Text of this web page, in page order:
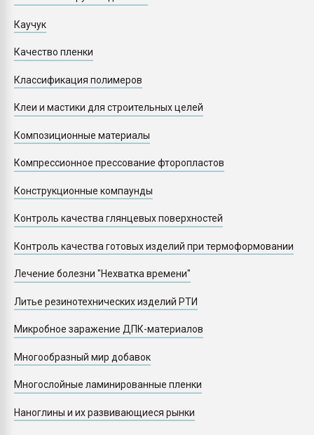
Каучук
Качество пленки
Классификация полимеров
Клеи и мастики для строительных целей
Композиционные материалы
Компрессионное прессование фторопластов
Конструкционные компаунды
Контроль качества глянцевых поверхностей
Контроль качества готовых изделий при термоформовании
Лечение болезни "Нехватка времени"
Литье резинотехнических изделий РТИ
Микробное заражение ДПК-материалов
Многообразный мир добавок
Многослойные ламинированные пленки
Наноглины и их развивающиеся рынки